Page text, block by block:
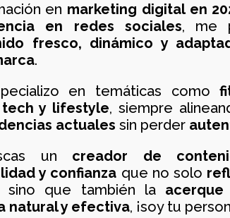
en marketing digital en
en redes sociales, me
fresco, dinámico y
.
en temáticas como
tech y lifestyle, siempre
actuales sin perder
un creador de
y confianza que no solo
sino que también la
natural y efectiva, ¡soy tu